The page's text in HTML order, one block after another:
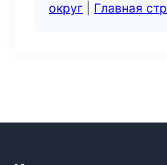
округ
Главная